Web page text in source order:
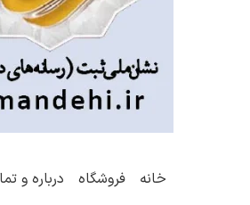
خانه فروشگاه درباره و